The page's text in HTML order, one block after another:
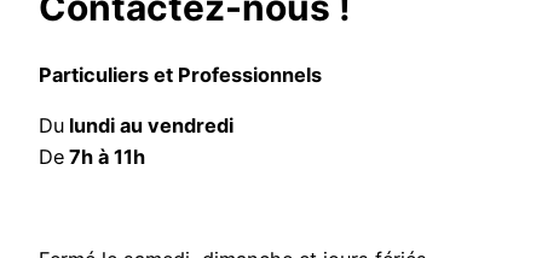
Particuliers et Professionnels
Du lundi au vendredi
De 7h à 11h